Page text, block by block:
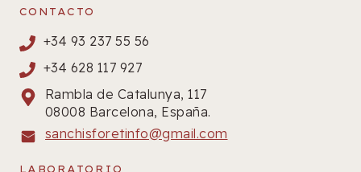
CONTACTO
+34 93 237 55 56
+34 628 117 927
Rambla de Catalunya, 117
08008 Barcelona, España.
sanchisforetinfo@gmail.com
LABORATORIO